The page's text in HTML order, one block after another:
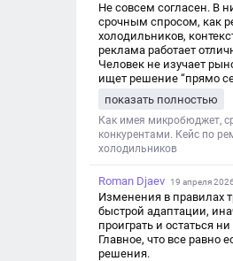
Не совсем согласен. В
срочным спросом, как
холодильников,
реклама работает
Человек не изучает
ищет решение “прямо
и ловит самый горячий
тогда как SEO в таких
просто не успевает.
показать полностью
Как имея микробюджет,
конкурентами. Кейс по
холодильников
Roman Djaev 19 апреля
Изменения в правилах
быстрой адаптации,
проиграть и остаться
Главное, что все равно
решения.